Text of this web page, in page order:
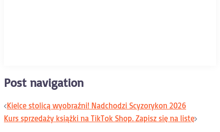
Post navigation
Kielce stolicą wyobraźni! Nadchodzi Scyzorykon 2026
Kurs sprzedaży książki na TikTok Shop. Zapisz się na listę